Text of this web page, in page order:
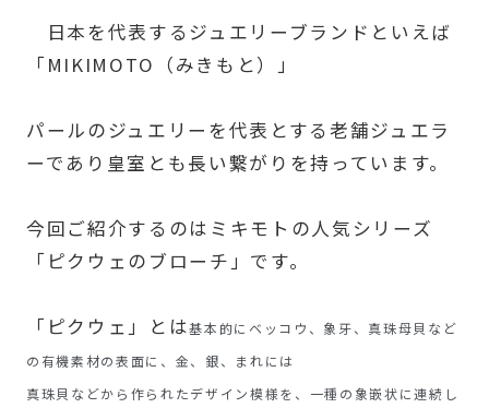
日本を代表するジュエリーブランドといえば
「MIKIMOTO（みきもと）」
パールのジュエリーを代表とする老舗ジュエラ
ーであり皇室とも長い繋がりを持っています。
今回ご紹介するのはミキモトの人気シリーズ
「ピクウェのブローチ」です。
「ピクウェ」とは基本的にベッコウ、象牙、真珠母貝など
の有機素材の表面に、金、銀、まれには
真珠貝などから作られたデザイン模様を、一種の象嵌状に連続し